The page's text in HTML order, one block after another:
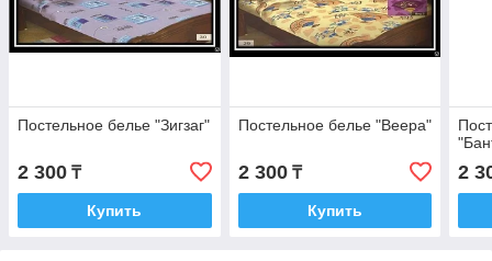
Постельное белье "Зигзаг"
2 300 ₸
Купить
Постельное белье "Веера"
2 300₸
Купить
2